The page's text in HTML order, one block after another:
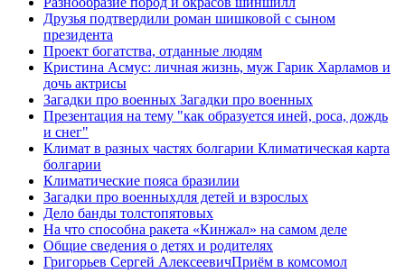
Друзья подтвердили роман шишковой с сыном
президента
Проект богатства, отданные людям
Кристина Асмус: личная жизнь, муж Гарик Харламов и
дочь актрисы
Загадки про военных Загадки про военных
Презентация на тему "как образуется иней, роса, дождь
и снег"
Климат в разных частях болгарии Климатическая карта
болгарии
Климатические пояса бразилии
Загадки про военныхдля детей и взрослых
Дело банды толстопятовых
На что способна ракета «Кинжал» на самом деле
Общие сведения о детях и родителях
Григорьев Сергей АлексеевичПриём в комсомол